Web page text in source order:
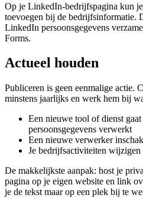
Op je LinkedIn-bedrijfspagina kun
toevoegen bij de bedrijfsinformatie.
LinkedIn persoonsgegevens
Forms.
Actueel houden
Publiceren is geen eenmalige actie.
minstens jaarlijks en werk hem bij
Een nieuwe tool of dienst
persoonsgegevens verwerkt
Een nieuwe verwerker
Je bedrijfsactiviteiten wijzigen
De makkelijkste aanpak: host je
pagina op je eigen website en link
je de tekst maar op een plek bij te